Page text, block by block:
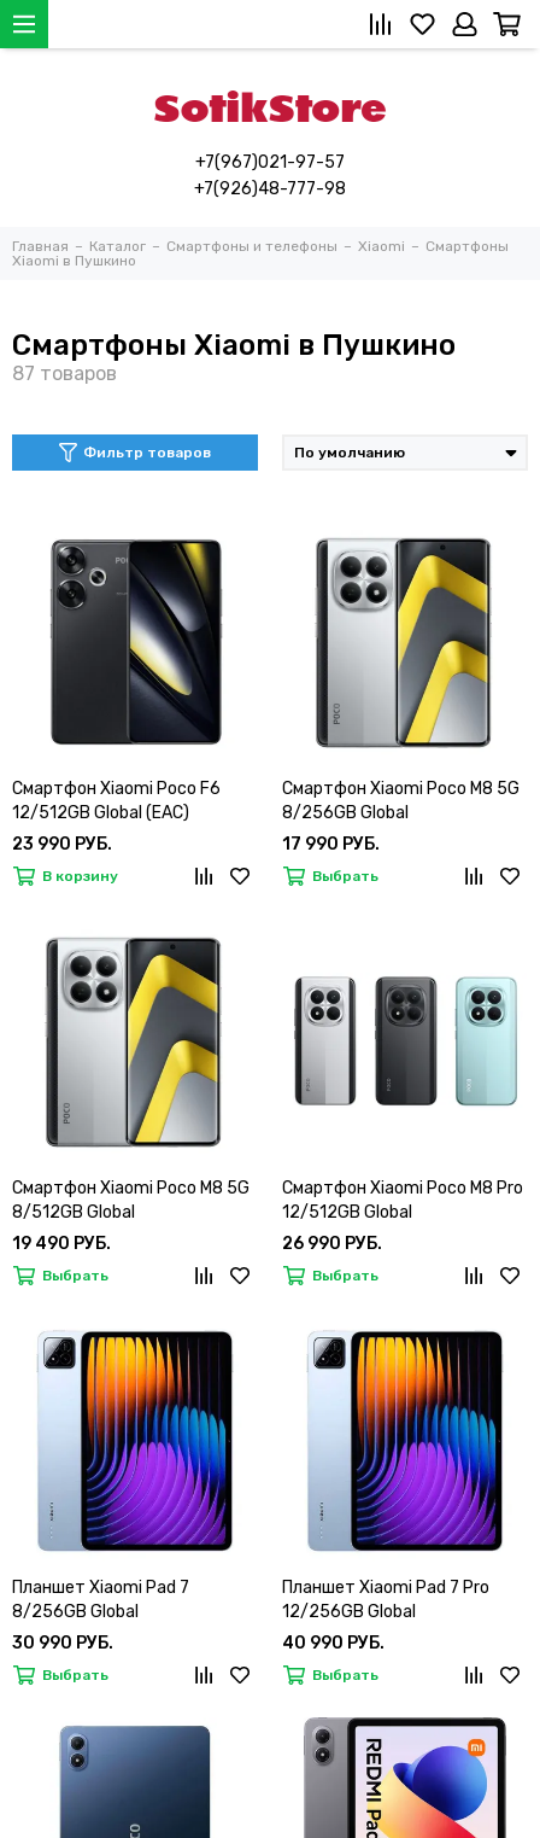
+7(967)021-97-57
+7(926)48-777-98
Главная Каталог Смартфоны и телефоны Xiaomi
Смартфоны
Xiaomi в Пушкино
Смартфоны Xiaomi в Пушкино
Фильтр товаров
Смартфон Xiaomi Poco F6
12/512GB Global (EAC)
23 990 РУБ.
В корзину
Смартфон Xiaomi Poco M8 5G
8/256GB Global
17 990 РУБ.
Выбрать
Смартфон Xiaomi Poco M8 5G
8/512GB Global
19 490 РУБ.
Выбрать
Смартфон Xiaomi Poco M8 Pro
12/512GB Global
26 990 РУБ.
Выбрать
Планшет Xiaomi Pad 7
8/256GB Global
30 990 РУБ.
Выбрать
Планшет Xiaomi Pad 7 Pro
12/256GB Global
40 990 РУБ.
Выбрать